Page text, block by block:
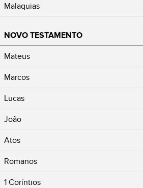
Malaquias
NOVO TESTAMENTO
Mateus
Marcos
Lucas
João
Atos
Romanos
1 Coríntios